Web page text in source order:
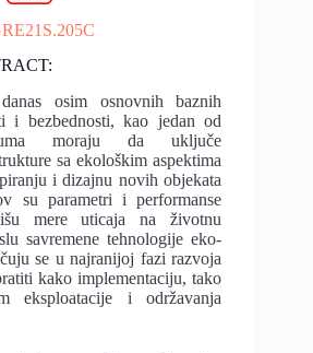
osim osnovnih baznih
i bezbednosti, kao jedan od
moraju da uključe
sa ekološkim aspektima
i dizajnu novih objekata
su parametri i performanse
mere uticaja na životnu
savremene tehnologije eko-
se u najranijoj fazi razvoja
kako implementaciju, tako
eksploatacije i održavanja